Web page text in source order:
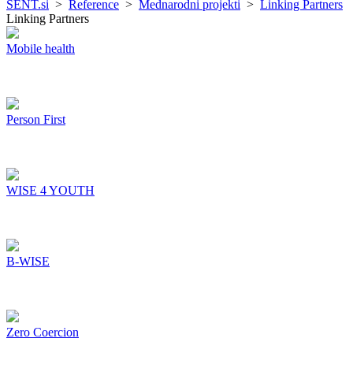
ŠENT.si > Reference > Mednarodni projekti > Linking Partners
Linking Partners
Mobile health
Person First
WISE 4 YOUTH
B-WISE
Zero Coercion